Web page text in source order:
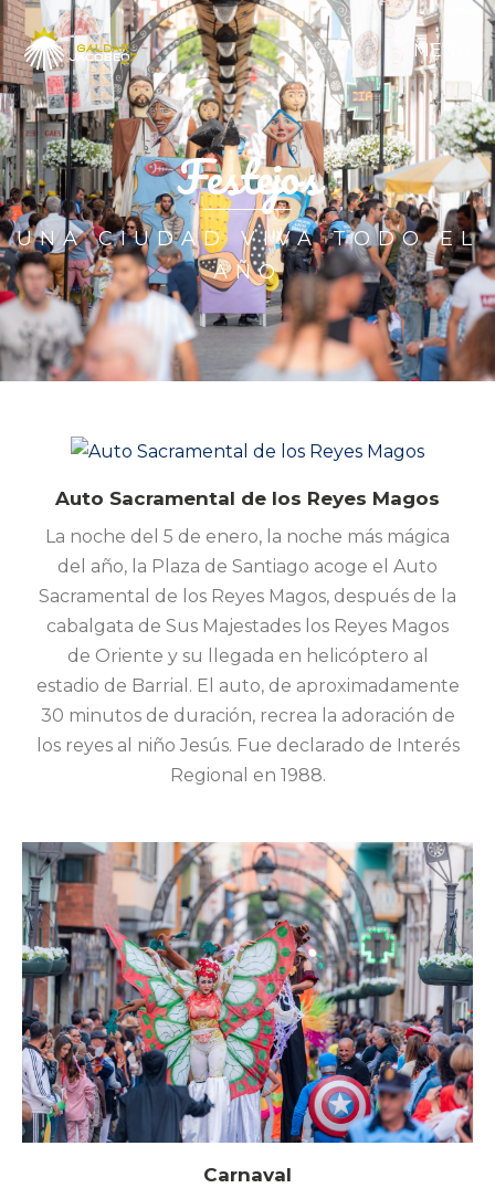
MENU
Festejos
UNA CIUDAD VIVA TODO EL
AÑO
Auto Sacramental de los Reyes Magos
La noche del 5 de enero, la noche más mágica
del año, la Plaza de Santiago acoge el Auto
Sacramental de los Reyes Magos, después de la
cabalgata de Sus Majestades los Reyes Magos
de Oriente y su llegada en helicóptero al
estadio de Barrial. El auto, de aproximadamente
30 minutos de duración, recrea la adoración de
los reyes al niño Jesús. Fue declarado de Interés
Regional en 1988.
Carnaval